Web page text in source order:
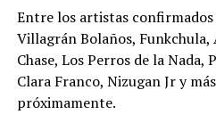
Entre los artistas confirmados
Villagrán Bolaños, Funkchula,
Chase, Los Perros de la Nada,
Clara Franco, Nizugan Jr y
próximamente.